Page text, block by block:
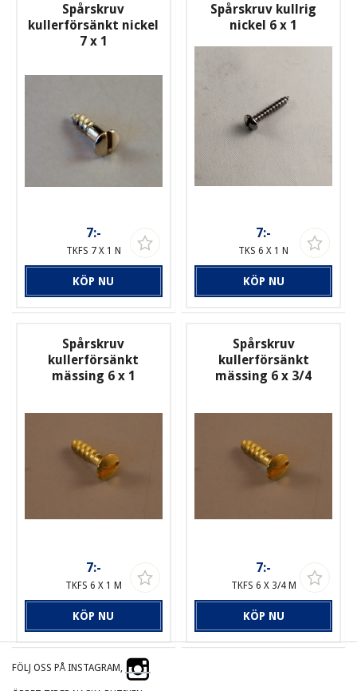
Spårskruv
kullerförsänkt nickel
7 x 1
7:-
TKFS 7 X 1 N
KÖP NU
Spårskruv kullrig
nickel 6 x 1
7:-
TKS 6 X 1 N
KÖP NU
Spårskruv
kullerförsänkt
mässing 6 x 1
7:-
TKFS 6 X 1 M
KÖP NU
Spårskruv
kullerförsänkt
mässing 6 x 3/4
7:-
TKFS 6 X 3/4 M
KÖP NU
FÖLJ OSS PÅ INSTAGRAM,